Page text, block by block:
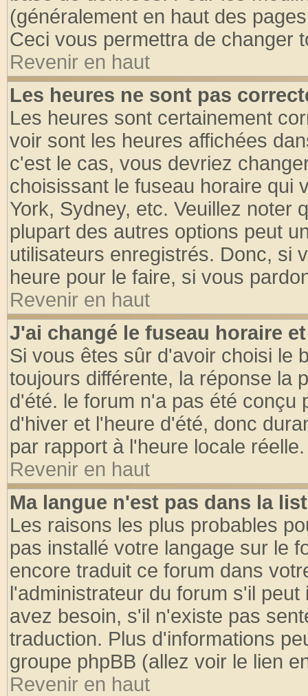
(généralement en haut des
Ceci vous permettra de changer
Revenir en haut
Les heures ne sont pas
Les heures sont certainement
voir sont les heures affichées
c'est le cas, vous devriez
choisissant le fuseau horaire qui
York, Sydney, etc. Veuillez noter
plupart des autres options peut
utilisateurs enregistrés. Donc, si
heure pour le faire, si vous
Revenir en haut
J'ai changé le fuseau horaire
Si vous êtes sûr d'avoir choisi le
toujours différente, la réponse la
d'été. le forum n'a pas été conçu
d'hiver et l'heure d'été, donc
par rapport à l'heure locale réelle.
Revenir en haut
Ma langue n'est pas dans la
Les raisons les plus probables
pas installé votre langage sur le
encore traduit ce forum dans
l'administrateur du forum s'il
avez besoin, s'il n'existe pas
traduction. Plus d'informations
groupe phpBB (allez voir le lien
Revenir en haut